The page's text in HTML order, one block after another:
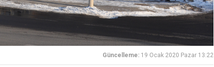
Güncelleme: 19 Ocak 2020 Pazar 13:22